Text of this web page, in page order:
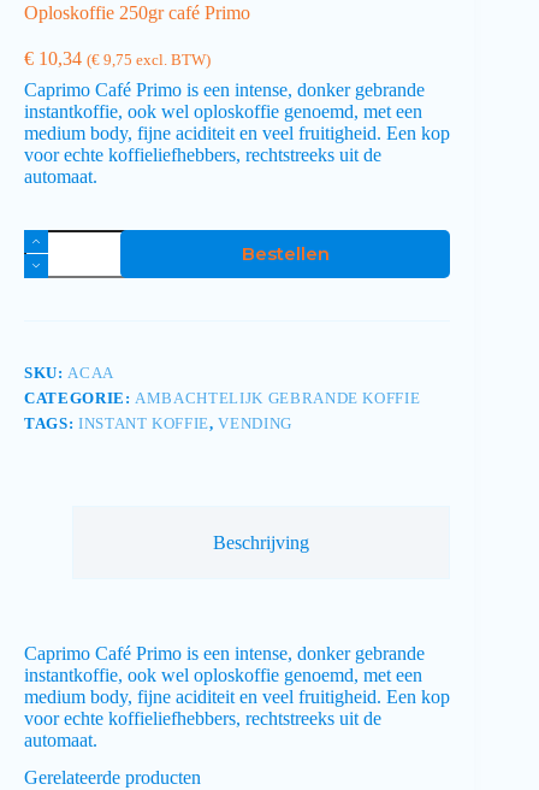
Oploskoffie 250gr café Primo
€ 10,34 (€ 9,75 excl. BTW)
Caprimo Café Primo is een intense, donker gebrande
instantkoffie, ook wel oploskoffie genoemd, met een
medium body, fijne aciditeit en veel fruitigheid. Een kop
voor echte koffieliefhebbers, rechtstreeks uit de
automaat.
Bestellen
SKU: ACAA
CATEGORIE: AMBACHTELIJK GEBRANDE KOFFIE
TAGS: INSTANT KOFFIE,VENDING
Beschrijving
Caprimo Café Primo is een intense, donker gebrande
instantkoffie, ook wel oploskoffie genoemd, met een
medium body, fijne aciditeit en veel fruitigheid. Een kop
voor echte koffieliefhebbers, rechtstreeks uit de
automaat.
Gerelateerde producten